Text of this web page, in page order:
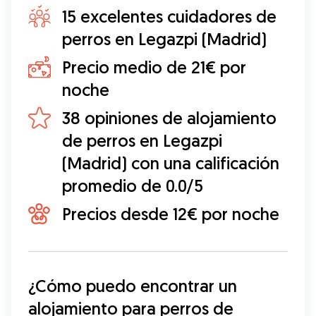
15 excelentes cuidadores de
perros en Legazpi (Madrid)
Precio medio de 21€ por
noche
38 opiniones de alojamiento
de perros en Legazpi
(Madrid) con una calificación
promedio de 0.0/5
Precios desde 12€ por noche
¿Cómo puedo encontrar un
alojamiento para perros de